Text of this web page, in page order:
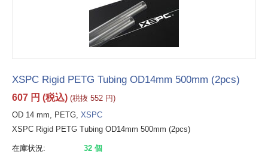
XSPC Rigid PETG Tubing OD14mm 500mm (2pcs)
607 円 (税込) (税抜 552 円)
OD 14 mm, PETG, XSPC
XSPC Rigid PETG Tubing OD14mm 500mm (2pcs)
在庫状況: 32 個